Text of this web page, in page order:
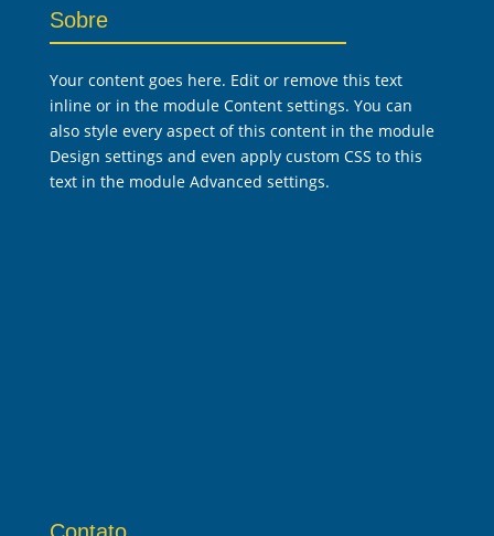
Sobre
Your content goes here. Edit or remove this text
inline or in the module Content settings. You can
also style every aspect of this content in the module
Design settings and even apply custom CSS to this
text in the module Advanced settings.